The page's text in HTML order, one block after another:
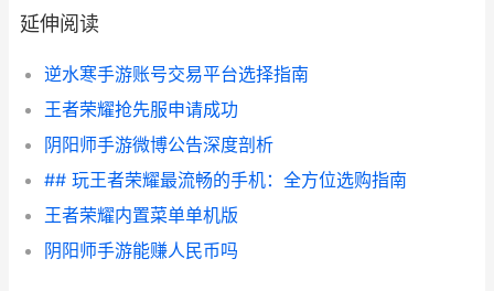
延伸阅读
逆水寒手游账号交易平台选择指南
王者荣耀抢先服申请成功
阴阳师手游微博公告深度剖析
## 玩王者荣耀最流畅的手机：全方位选购指南
王者荣耀内置菜单单机版
阴阳师手游能赚人民币吗